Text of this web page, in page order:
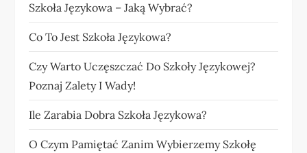
Szkoła Językowa – Jaką Wybrać?
Co To Jest Szkoła Językowa?
Czy Warto Uczęszczać Do Szkoły Językowej?
Poznaj Zalety I Wady!
Ile Zarabia Dobra Szkoła Językowa?
O Czym Pamiętać Zanim Wybierzemy Szkołę